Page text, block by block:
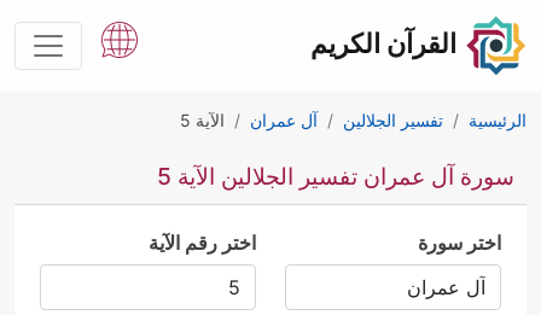
القرآن الكريم
الرئيسية تفسير الجلالين آل عمران الآية 5
سورة آل عمران تفسير الجلالين الآية 5
اختر سورة اختر رقم الآية